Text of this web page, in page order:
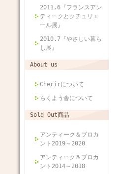
2011.6『フランスアン
ティークとクチュリエ
ール展』
2010.7『やさしい暮ら
し展』
About us
Cherirについて
らくよう舎について
Sold Out商品
アンティーク＆ブロカ
ント2019～2020
アンティーク＆ブロカ
ント2014～2018